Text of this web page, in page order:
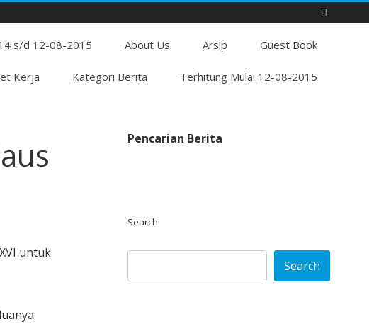
to
s/d 12-08-2015 About Us Arsip Guest Book
Kerja Kategori Berita Terhitung Mulai 12-08-2015
untuk
Pencarian Berita
Search
Search